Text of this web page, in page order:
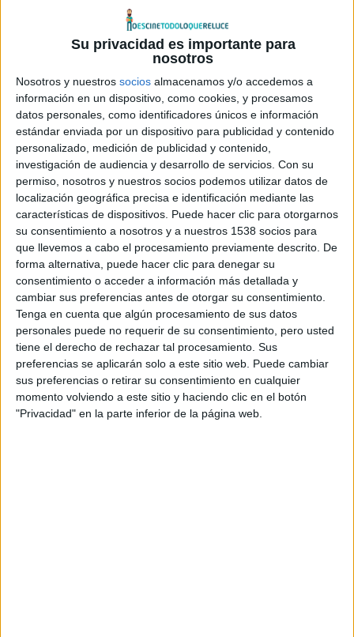
Su privacidad es importante para
nosotros
Nosotros y nuestros socios almacenamos y/o accedemos a
información en un dispositivo, como cookies, y procesamos
datos personales, como identificadores únicos e información
estándar enviada por un dispositivo para publicidad y contenido
personalizado, medición de publicidad y contenido,
investigación de audiencia y desarrollo de servicios. Con su
permiso, nosotros y nuestros socios podemos utilizar datos de
localización geográfica precisa e identificación mediante las
características de dispositivos. Puede hacer clic para otorgarnos
su consentimiento a nosotros y a nuestros 1538 socios para
que llevemos a cabo el procesamiento previamente descrito. De
forma alternativa, puede hacer clic para denegar su
consentimiento o acceder a información más detallada y
cambiar sus preferencias antes de otorgar su consentimiento.
Tenga en cuenta que algún procesamiento de sus datos
personales puede no requerir de su consentimiento, pero usted
tiene el derecho de rechazar tal procesamiento. Sus
preferencias se aplicarán solo a este sitio web. Puede cambiar
sus preferencias o retirar su consentimiento en cualquier
momento volviendo a este sitio y haciendo clic en el botón
"Privacidad" en la parte inferior de la página web.
Ray Winstone, Ian McShane, Eddie Izzard, Bob Hoskins ,
Toby Jones, Eddie Marsan, Stephen Graham, Lily Cole
Spruell Samcompletan el reparto.
La nueva película es una versión bastante peculiar del
clásico cuento de hadas. En esta aventura épica de acción,
Kristen Stewartda vida a la única persona en la tierra más
hermosa que la malvada reina (Charlize Theron
), quien
está deseando destruirla. Pero lo que la malvada nunca
imaginó es que la joven amenaza su reinado pues ha
estado entrenando en el arte de la guerra con un cazador
Chris Hemsworth ), quien fue enviado para matarla.
Blancanieves y la leyenda del cazadorllegará a los cines
el 1 de junio de 2012. Os dejamos con el trailer, que hemos
actualizado con subtítulos en Español, cortesía de
Universal Pictures: